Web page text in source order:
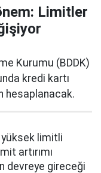
Limitler
Kurumu (BDDK)
kredi kartı
hesaplanacak.
limitli
artırımı
devreye gireceği